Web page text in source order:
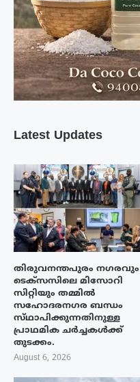
Latest Updates
തിരുവനന്തപുരം നഗരവും
ടെക്‌സസിലെ മിസോറി
സിറ്റിയും തമ്മിൽ
സഹോദരനഗര ബന്ധം
സ്‌ഥാപിക്കുന്നതിനുള്ള
പ്രാഥമിക ചർച്ചകൾക്ക്
തുടക്കം.
August 6, 2026